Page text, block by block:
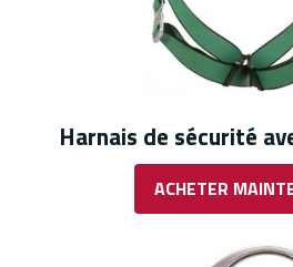
Harnais de sécurité
ACHETER